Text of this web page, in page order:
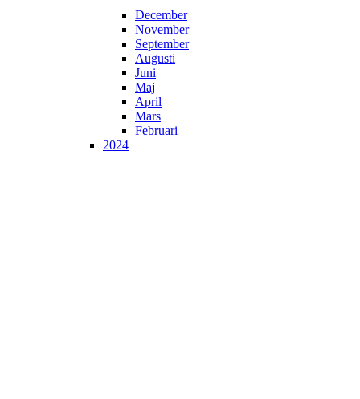
December
November
September
Augusti
Juni
Maj
April
Mars
Februari
2024